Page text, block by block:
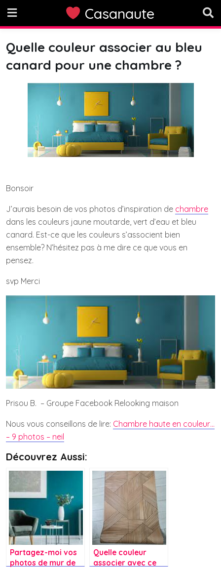
content
Casanaute
Quelle couleur associer au bleu
canard pour une chambre ?
Bonsoir
J’aurais besoin de vos photos d’inspiration de chambre
dans les couleurs jaune moutarde, vert d’eau et bleu
canard. Est-ce que les couleurs s’associent bien
ensemble? N’hésitez pas à me dire ce que vous en
pensez.
svp Merci
Prisou B. – Groupe Facebook Relooking maison
Nous vous conseillons de lire: Chambre haute en couleur…
– 9 photos – neil
Découvrez Aussi:
Partagez-moi vos
photos de mur de
Quelle couleur
associer avec ce